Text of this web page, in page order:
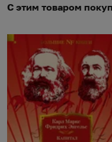
С этим товаром